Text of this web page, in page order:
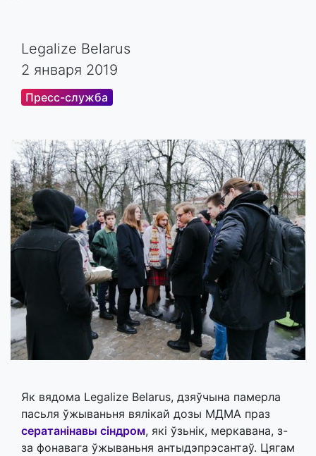
Legalize Belarus
2 января 2019
Пресс-служба
Як вядома Legalize Belarus, дзяўчына памерла
пасьля ўжываньня вялікай дозы МДМА праз
сератанінавы сіндром, які ўзьнік, меркавана, з-
за фонавага ўжываньня антыдэпрэсантаў. Цягам